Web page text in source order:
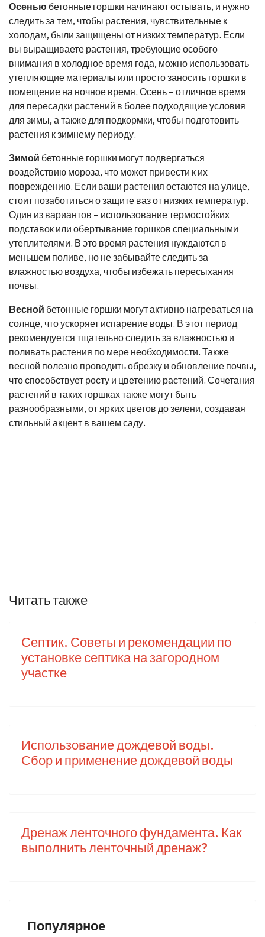
Осенью бетонные горшки начинают остывать, и нужно
следить за тем, чтобы растения, чувствительные к
холодам, были защищены от низких температур. Если
вы выращиваете растения, требующие особого
внимания в холодное время года, можно использовать
утепляющие материалы или просто заносить горшки в
помещение на ночное время. Осень – отличное время
для пересадки растений в более подходящие условия
для зимы, а также для подкормки, чтобы подготовить
растения к зимнему периоду.
Зимой бетонные горшки могут подвергаться
воздействию мороза, что может привести к их
повреждению. Если ваши растения остаются на улице,
стоит позаботиться о защите ваз от низких температур.
Один из вариантов – использование термостойких
подставок или обертывание горшков специальными
утеплителями. В это время растения нуждаются в
меньшем поливе, но не забывайте следить за
влажностью воздуха, чтобы избежать пересыхания
почвы.
Весной бетонные горшки могут активно нагреваться на
солнце, что ускоряет испарение воды. В этот период
рекомендуется тщательно следить за влажностью и
поливать растения по мере необходимости. Также
весной полезно проводить обрезку и обновление почвы,
что способствует росту и цветению растений. Сочетания
растений в таких горшках также могут быть
разнообразными, от ярких цветов до зелени, создавая
стильный акцент в вашем саду.
Читать также
Септик. Советы и рекомендации по
установке септика на загородном
участке
Использование дождевой воды.
Сбор и применение дождевой воды
Дренаж ленточного фундамента. Как
выполнить ленточный дренаж?
Популярное